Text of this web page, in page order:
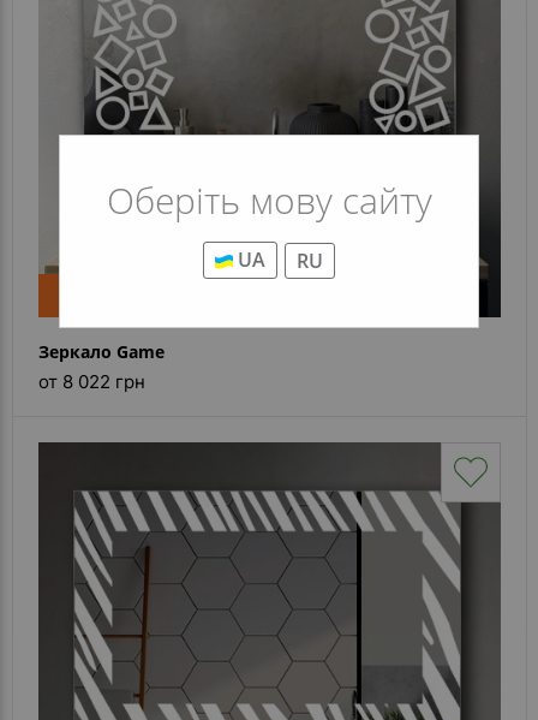
Оберіть мову сайту
UA RU
Зеркало Game
от 8 022 грн